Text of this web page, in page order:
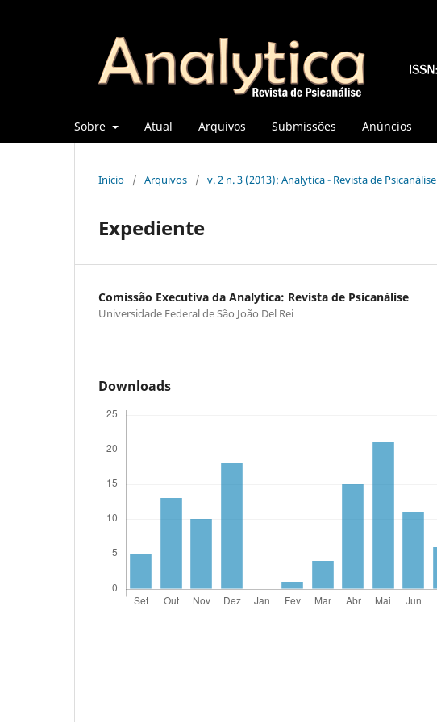
Sobre Atual Arquivos Submissões Anúncios
Início / Arquivos / v. 2 n. 3 (2013): Analytica - Revista de Psicanálise
Expediente
Comissão Executiva da Analytica: Revista de Psicanálise
Universidade Federal de São João Del Rei
Downloads